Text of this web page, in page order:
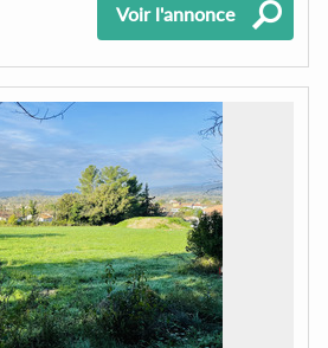
Voir l'annonce